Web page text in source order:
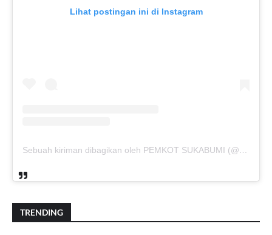
Lihat postingan ini di Instagram
Sebuah kiriman dibagikan oleh PEMKOT SUKABUMI (@pemkotsukabumi_)
TRENDING